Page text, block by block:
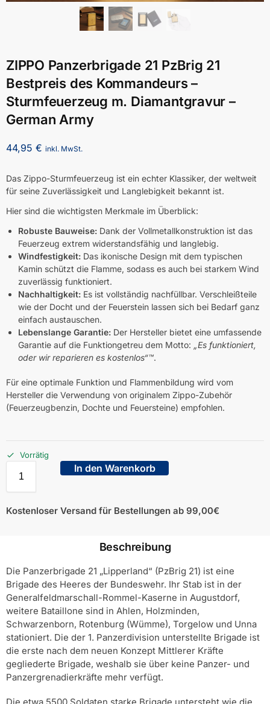
ZIPPO Panzerbrigade 21 PzBrig 21
Bestpreis des Kommandeurs –
Sturmfeuerzeug m. Diamantgravur –
German Army
44,95 € inkl. MwSt.
Das Zippo-Sturmfeuerzeug ist ein echter Klassiker, der weltweit
für seine Zuverlässigkeit und Langlebigkeit bekannt ist.
Hier sind die wichtigsten Merkmale im Überblick:
Robuste Bauweise: Dank der Vollmetallkonstruktion ist das
Feuerzeug extrem widerstandsfähig und langlebig.
Windfestigkeit: Das ikonische Design mit dem typischen
Kamin schützt die Flamme, sodass es auch bei starkem Wind
zuverlässig funktioniert.
Nachhaltigkeit: Es ist vollständig nachfüllbar. Verschleißteile
wie der Docht und der Feuerstein lassen sich bei Bedarf ganz
einfach austauschen.
Lebenslange Garantie: Der Hersteller bietet eine umfassende
Garantie auf die Funktiongetreu dem Motto: „Es funktioniert,
oder wir reparieren es kostenlos“™.
Für eine optimale Funktion und Flammenbildung wird vom
Hersteller die Verwendung von originalem Zippo-Zubehör
(Feuerzeugbenzin, Dochte und Feuersteine) empfohlen.
Vorrätig
In den Warenkorb
Kostenloser Versand für Bestellungen ab 99,00€
Beschreibung
Die Panzerbrigade 21 „Lipperland“ (PzBrig 21) ist eine
Brigade des Heeres der Bundeswehr. Ihr Stab ist in der
Generalfeldmarschall-Rommel-Kaserne in Augustdorf,
weitere Bataillone sind in Ahlen, Holzminden,
Schwarzenborn, Rotenburg (Wümme), Torgelow und Unna
stationiert. Die der 1. Panzerdivision unterstellte Brigade ist
die erste nach dem neuen Konzept Mittlerer Kräfte
gegliederte Brigade, weshalb sie über keine Panzer- und
Panzergrenadierkräfte mehr verfügt.